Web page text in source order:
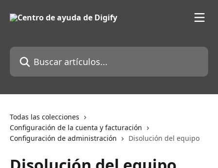
Buscar artículos...
Todas las colecciones
Configuración de la cuenta y facturación
Configuración de administración
Disolución del equipo